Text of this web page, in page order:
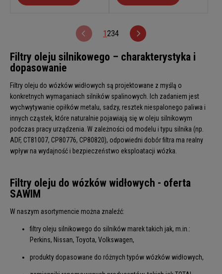
1234
Filtry oleju silnikowego – charakterystyka i
dopasowanie
Filtry oleju do wózków widłowych są projektowane z myślą o
konkretnych wymaganiach silników spalinowych. Ich zadaniem jest
wychwytywanie opiłków metalu, sadzy, resztek niespalonego paliwa i
innych cząstek, które naturalnie pojawiają się w oleju silnikowym
podczas pracy urządzenia. W zależności od modelu i typu silnika (np.
ADF, CT81007, CP80776, CP80820), odpowiedni dobór filtra ma realny
wpływ na wydajność i bezpieczeństwo eksploatacji wózka.
Filtry oleju do wózków widłowych - oferta
SAWIM
W naszym asortymencie można znaleźć:
filtry oleju silnikowego do silników marek takich jak, m.in.:
Perkins, Nissan, Toyota, Volkswagen,
produkty dopasowane do różnych typów wózków widłowych,